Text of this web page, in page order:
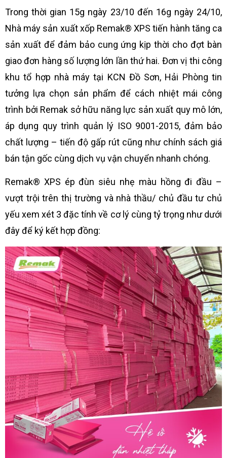
Trong thời gian 15g ngày 23/10 đến 16g ngày 24/10,
Nhà máy sản xuất xốp Remak® XPS tiến hành tăng ca
sản xuất để đảm bảo cung ứng kịp thời cho đợt bàn
giao đơn hàng số lượng lớn lần thứ hai. Đơn vị thi công
khu tổ hợp nhà máy tại KCN Đồ Sơn, Hải Phòng tin
tưởng lựa chọn sản phẩm để cách nhiệt mái công
trình bởi Remak sở hữu năng lực sản xuất quy mô lớn,
áp dụng quy trình quản lý ISO 9001-2015, đảm bảo
chất lượng – tiến độ gấp rút cũng như chính sách giá
bán tận gốc cùng dịch vụ vận chuyển nhanh chóng.
Remak® XPS ép đùn siêu nhẹ màu hồng đi đầu –
vượt trội trên thị trường và nhà thầu/ chủ đầu tư chủ
yếu xem xét 3 đặc tính về cơ lý cùng tỷ trọng như dưới
đây để ký kết hợp đồng: